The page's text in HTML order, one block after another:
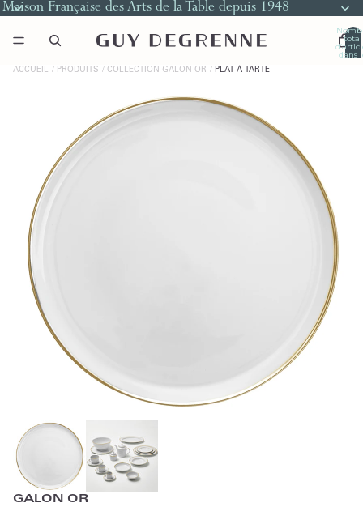
Maison Française des Arts de la Table depuis 1948
total
dans
ACCUEIL PRODUITS COLLECTION GALON OR PLAT À TARTE
GALON OR